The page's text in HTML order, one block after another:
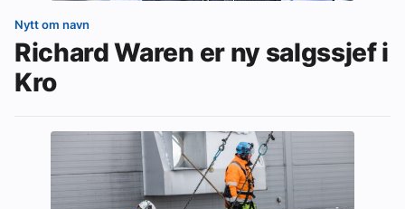
Nytt om navn
Richard Waren er ny salgssjef i
Kro